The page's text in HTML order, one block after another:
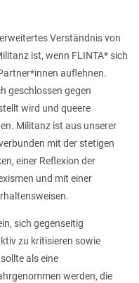
Verständnis von
ist, wenn FLINTA* sich
auflehnen.
geschlossen gegen
wird und queere
Militanz ist aus unserer
mit der stetigen
einer Reflexion der
und mit einer
sich gegenseitig
zu kritisieren sowie
als eine
werden, die